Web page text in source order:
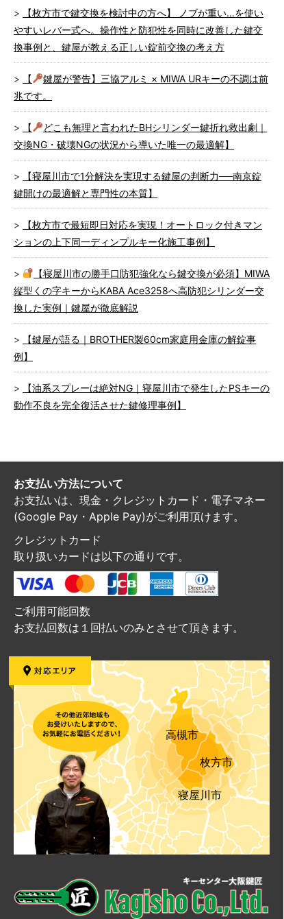
【枚方市で鍵交換を検討中の方へ】 ノブが重い…を使い
やすいレバー式へ。操作性と防犯性を同時に改善した鍵交
換事例と、鍵屋が教える正しい錠前交換の考え方
【
鍵屋が警告】三協アルミ × MIWA URキーの不調は前
兆です。
【
どこも無理と言われたBHシリンダー鍵折れ救出劇｜
交換NG・破壊NGの状況から導いた唯一の最適解】
【寝屋川市で1分解決を実現する鍵屋の判断力──南京錠
鍵開けの最適解と専門性の本質】
【枚方市で最短即日対応を実現！オートロック付きマン
ションの上下同一ディンプルキー化施工事例】
【寝屋川市の勝手口防犯強化なら鍵交換が必須】MIWA
縦型くの字キーからKABA Ace3258へ高防犯シリンダー交
換した実例｜鍵屋が徹底解説
【鍵屋が語る｜BROTHER製60cm家庭用金庫の解錠事
例】
【油系スプレーは絶対NG｜寝屋川市で発生したPSキーの
動作不良を完全復活させた鍵修理事例】
お支払い方法について
お支払いは、現金・クレジットカード・電子マネー
(Google Pay・Apple Pay)がご利用頂けます。
クレジットカード
取り扱いカードは以下の通りです。
ご利用可能回数
お支払回数は１回払いのみとさせて頂きます。
高槻市
枚方市
寝屋川市